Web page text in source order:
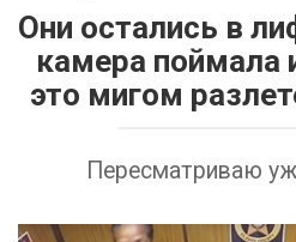
Они остались в
камера поймала
это мигом
Пересматриваю